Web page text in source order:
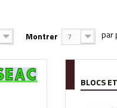
Montrer 7
BLOCS